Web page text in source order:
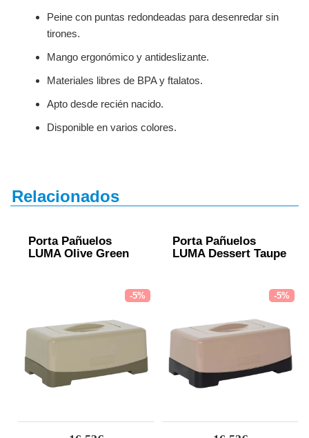
Peine con puntas redondeadas para desenredar sin
tirones.
Mango ergonómico y antideslizante.
Materiales libres de BPA y ftalatos.
Apto desde recién nacido.
Disponible en varios colores.
Relacionados
Porta Pañuelos
LUMA Olive Green
-5%
Porta Pañuelos
LUMA Dessert Taupe
-5%